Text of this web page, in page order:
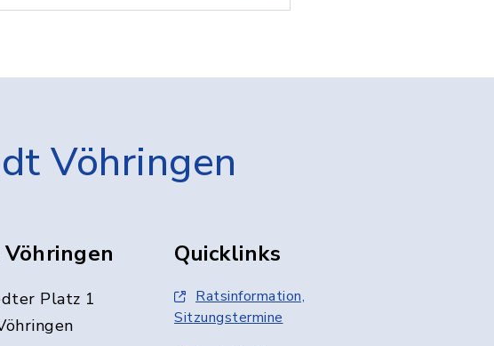
Vöhringen
Platz 1
Quicklinks
Ratsinformation,
Sitzungstermine